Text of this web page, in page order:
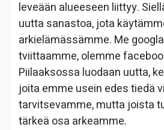
leveään alueeseen liittyy.
uutta sanastoa, jota
arkielämässämme. Me
tviittaamme, olemme
Piilaaksossa luodaan uutta,
joita emme usein edes tiedä
tarvitsevamme, mutta joista
tärkeä osa arkeamme.